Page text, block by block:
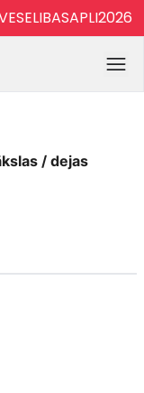
/ dejas